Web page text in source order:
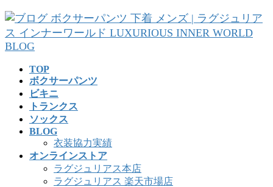
コ
ン
テ
ン
ナ
ビ
ゲ
ー
TOP
ボクサーパンツ
ビキニ
トランクス
ソックス
BLOG
衣装協力実績
オンラインストア
ラグジュリアス本店
ラグジュリアス 楽天市場店